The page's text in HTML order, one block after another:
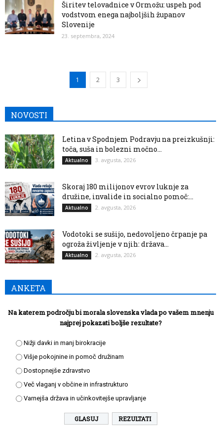
Širitev telovadnice v Ormožu: uspeh pod
vodstvom enega najboljših županov
Slovenije
23. septembra, 2024
1 2 3
NOVOSTI
Letina v Spodnjem Podravju na preizkušnji:
toča, suša in bolezni močno...
Aktualno 3. avgusta, 2026
Skoraj 180 milijonov evrov luknje za
družine, invalide in socialno pomoč:...
Aktualno 2. avgusta, 2026
Vodotoki se sušijo, nedovoljeno črpanje pa
ogroža življenje v njih: država...
Aktualno 2. avgusta, 2026
ANKETA
Na katerem področju bi morala slovenska vlada po vašem mnenju
najprej pokazati boljše rezultate?
Nižji davki in manj birokracije
Višje pokojnine in pomoč družinam
Dostopnejše zdravstvo
Več vlaganj v občine in infrastrukturo
Varnejša država in učinkovitejše upravljanje
REZULTATI